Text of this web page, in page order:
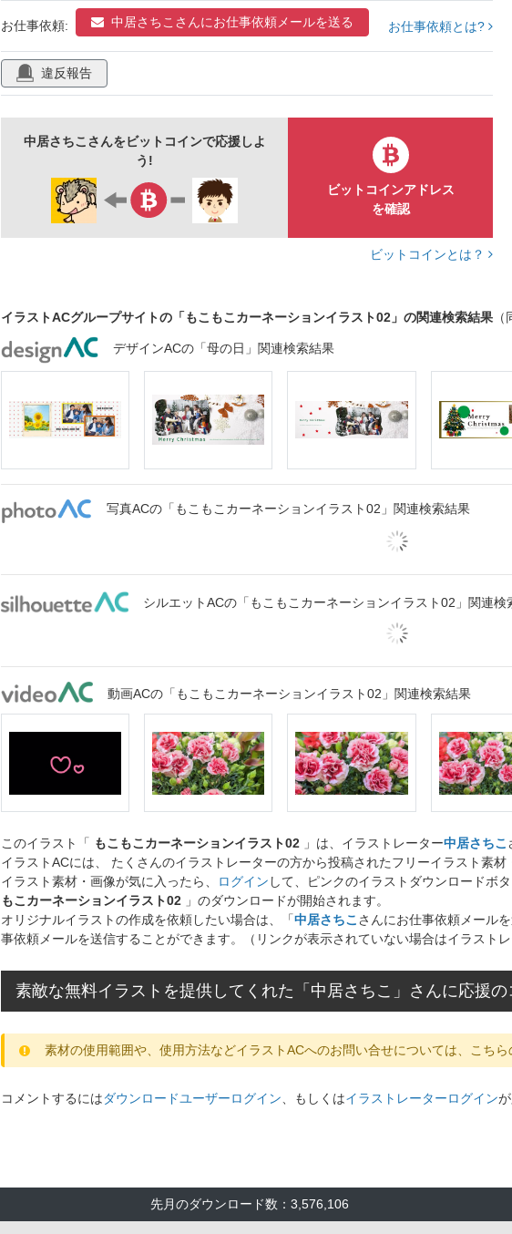
ありがとう シンプル ガーリー プレゼント 植物
お仕事依頼: 中居さちこさんにお仕事依頼メールを送る お仕事依頼とは?
違反報告
中居さちこさんをビットコインで応援しよ
う!
ビットコインアドレス
を確認
ビットコインとは？
イラストACグループサイトの「もこもこカーネーションイラスト02」の関連検索結果
デザインACの「母の日」関連検索結果
写真ACの「もこもこカーネーションイラスト02」関連検索結果
シルエットACの「もこもこカーネーションイラスト02」関連検
動画ACの「もこもこカーネーションイラスト02」関連検索結果
このイラスト「 もこもこカーネーションイラスト02 」は、イラストレーター中居さちこ
イラストACには、 たくさんのイラストレーターの方から投稿されたフリーイラスト素
イラスト素材・画像が気に入ったら、
ログイン して、ピンクのイラストダウンロードボ
もこカーネーションイラスト02 」のダウンロードが開始されます。
オリジナルイラストの作成を依頼したい場合は、「中居さちこさんにお仕事依頼メール
事依頼メールを送信することができます。（リンクが表示されていない場合はイラスト
素敵な無料イラストを提供してくれた「中居さちこ」さんに応援の
素材の使用範囲や、使用方法などイラストACへのお問い合せについては、こちら
コメントするにはダウンロードユーザーログイン、もしくはイラストレーターログイン
先月のダウンロード数：3,576,106